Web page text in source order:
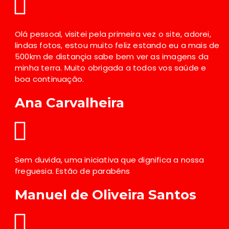
Olá pessoal, visitei pela primeira vez o site, adorei,
lindas fotos, estou muito feliz estando eu a mais de
500km de distançia sabe bem ver as imagens da
minha terra. Muito obrigada a todos vos saúde e
boa continuação.
Ana Carvalheira
Sem duvida, uma iniciativa que dignifica a nossa
freguesia. Estão de parabéns
Manuel de Oliveira Santos